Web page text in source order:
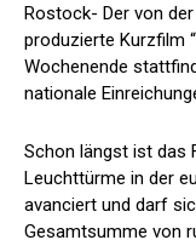
Rostock- Der von
produzierte Kurzfilm
Wochenende
nationale
Schon längst ist das
Leuchttürme in der
avanciert und darf
Gesamtsumme von